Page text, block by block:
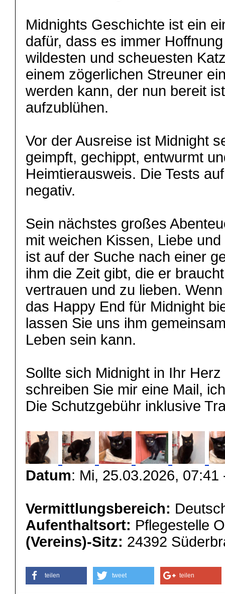
Midnights Geschichte ist ein
dafür, dass es immer
wildesten und scheuesten
einem zögerlichen Streuner
werden kann, der nun bereit
aufzublühen.
Vor der Ausreise ist Midnight
geimpft, gechippt, entwurmt
Heimtierausweis. Die Tests
negativ.
Sein nächstes großes
mit weichen Kissen, Liebe
ist auf der Suche nach einer
ihm die Zeit gibt, die er
vertrauen und zu lieben.
das Happy End für Midnight
lassen Sie uns ihm
Leben sein kann.
Sollte sich Midnight in Ihr
schreiben Sie mir eine Mail,
Die Schutzgebühr inklusive
Datum: Mi, 25.03.2026,
Vermittlungsbereich:
Aufenthaltsort: Pflegestelle
(Vereins)-Sitz: 24392
teilen tweet teilen